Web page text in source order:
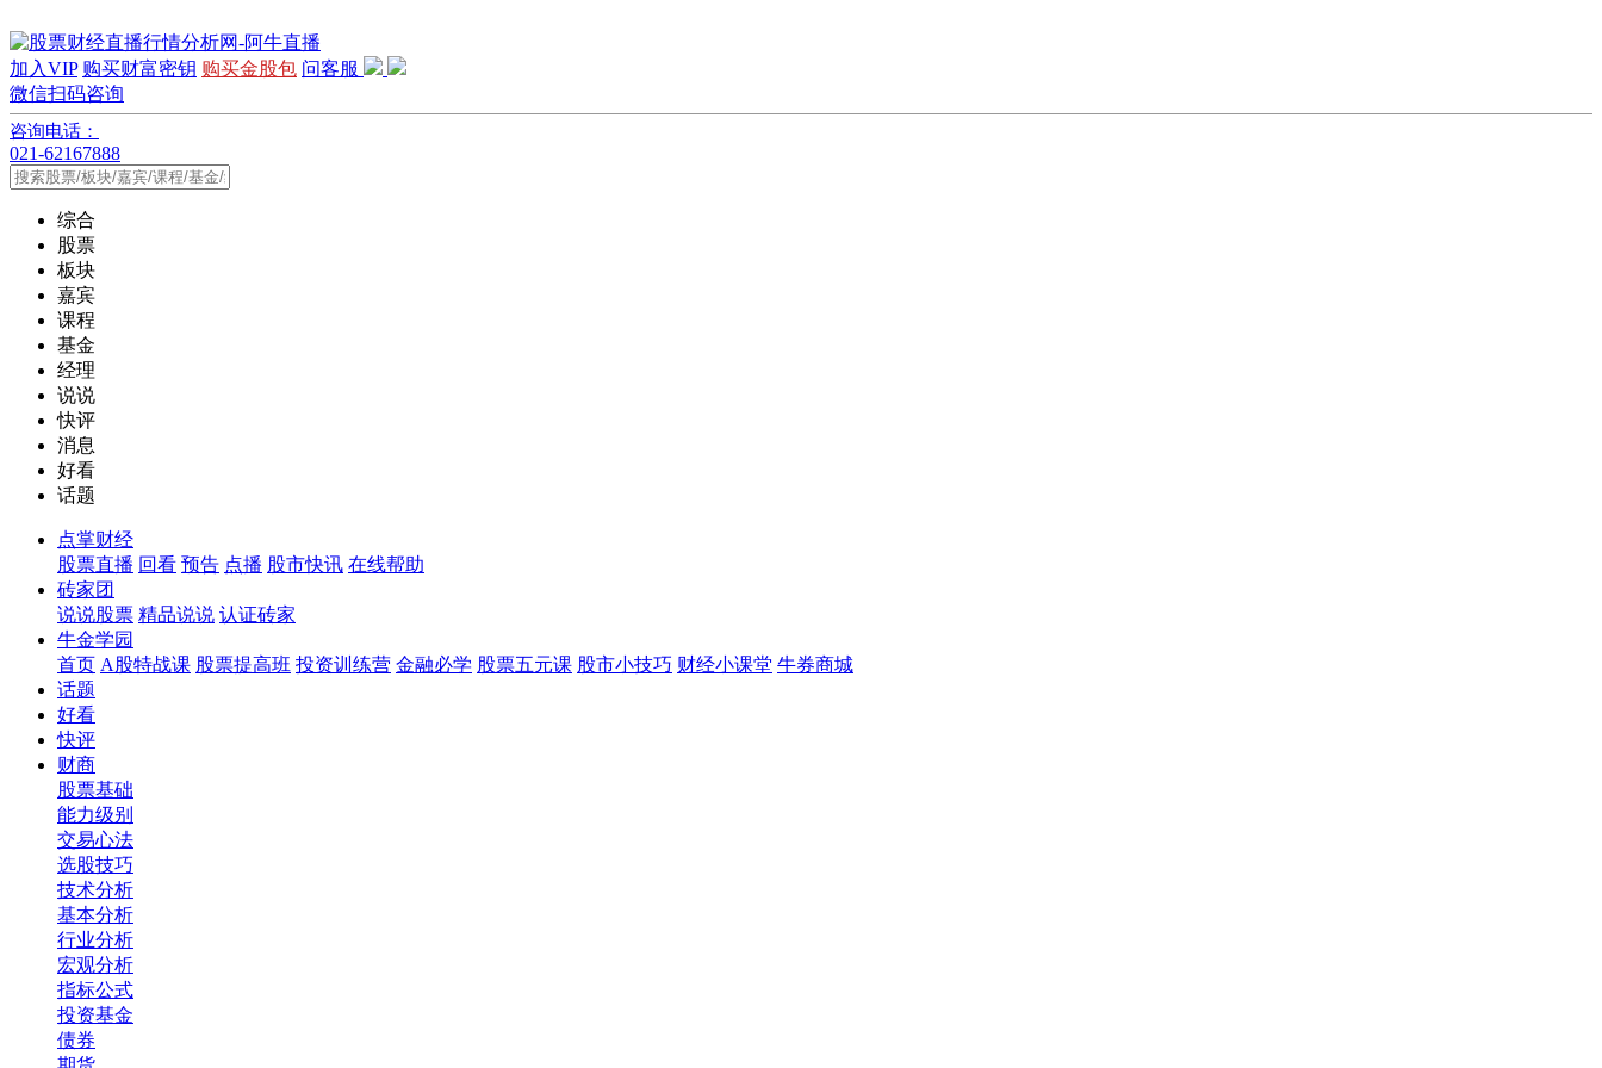
加入VIP 购买财富密钥 购买金股包 问客服
微信扫码咨询
咨询电话：
021-62167888
综合
股票
板块
嘉宾
课程
基金
经理
说说
快评
消息
好看
话题
点掌财经
股票直播 回看 预告 点播 股市快讯 在线帮助
砖家团
说说股票 精品说说 认证砖家
牛金学园
首页 A股特战课 股票提高班 投资训练营 金融必学 股票五元课 股市小技巧 财经小课堂 牛券商城
话题
好看
快评
财商
股票基础
能力级别
交易心法
选股技巧
技术分析
基本分析
行业分析
宏观分析
指标公式
投资基金
债券